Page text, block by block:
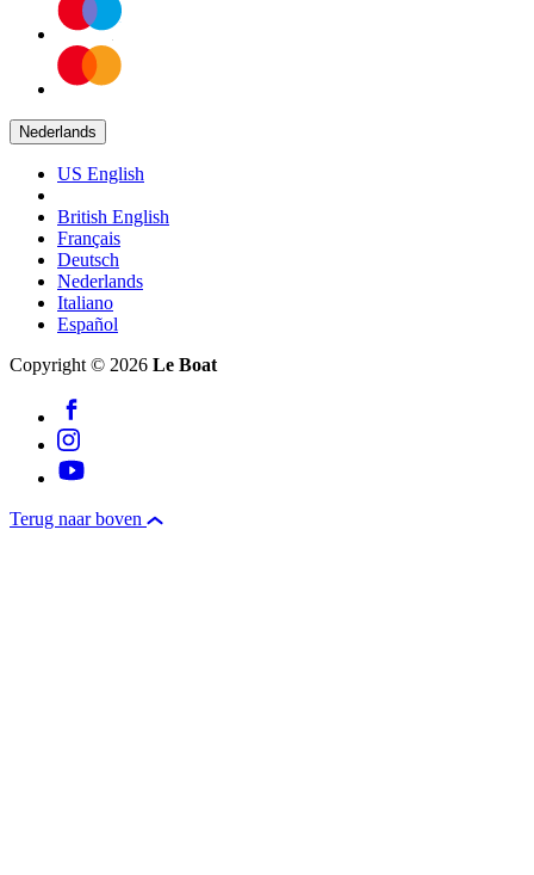
Nederlands
US English
British English
Français
Deutsch
Nederlands
Italiano
Español
Copyright © 2026 Le Boat
Terug naar boven